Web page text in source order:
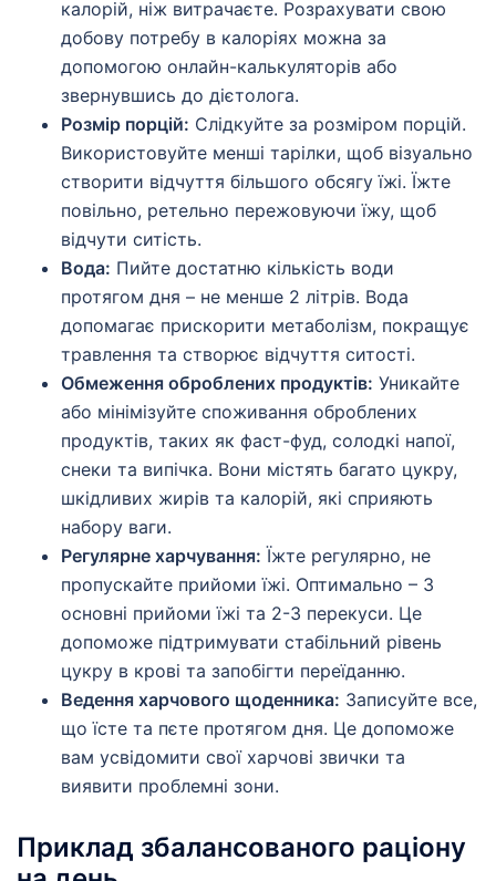
калорій, ніж витрачаєте. Розрахувати свою
добову потребу в калоріях можна за
допомогою онлайн-калькуляторів або
звернувшись до дієтолога.
Розмір порцій: Слідкуйте за розміром порцій.
Використовуйте менші тарілки, щоб візуально
створити відчуття більшого обсягу їжі. Їжте
повільно, ретельно пережовуючи їжу, щоб
відчути ситість.
Вода: Пийте достатню кількість води
протягом дня – не менше 2 літрів. Вода
допомагає прискорити метаболізм, покращує
травлення та створює відчуття ситості.
Обмеження оброблених продуктів: Уникайте
або мінімізуйте споживання оброблених
продуктів, таких як фаст-фуд, солодкі напої,
снеки та випічка. Вони містять багато цукру,
шкідливих жирів та калорій, які сприяють
набору ваги.
Регулярне харчування: Їжте регулярно, не
пропускайте прийоми їжі. Оптимально – 3
основні прийоми їжі та 2-3 перекуси. Це
допоможе підтримувати стабільний рівень
цукру в крові та запобігти переїданню.
Ведення харчового щоденника: Записуйте все,
що їсте та пєте протягом дня. Це допоможе
вам усвідомити свої харчові звички та
виявити проблемні зони.
Приклад збалансованого раціону